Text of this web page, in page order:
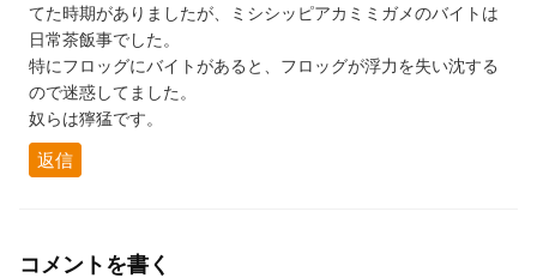
てた時期がありましたが、ミシシッピアカミミガメのバイトは
日常茶飯事でした。
特にフロッグにバイトがあると、フロッグが浮力を失い沈する
ので迷惑してました。
奴らは獰猛です。
返信
コメントを書く